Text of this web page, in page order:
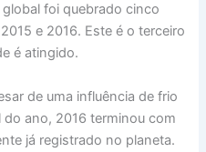
foi quebrado cinco
e 2016. Este é o terceiro
é atingido.
de uma influência de frio
ano, 2016 terminou com
já registrado no planeta.